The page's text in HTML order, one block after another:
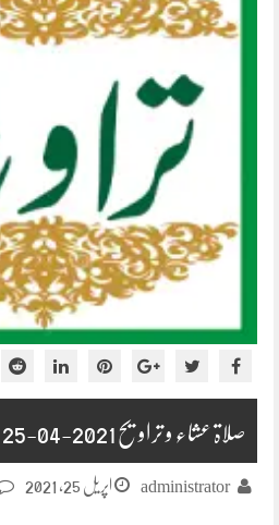
صلاۃ عشاء و تراویح 2021-04-25
administrator اپریل 25, 2021